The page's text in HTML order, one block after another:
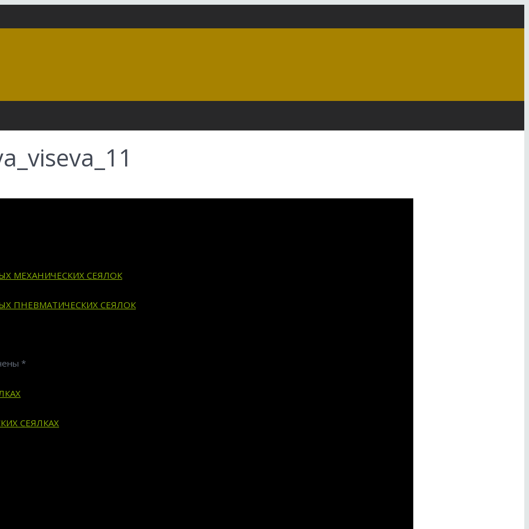
МЕХАНИЧЕСКИХ СЕЯЛОК
ПНЕВМАТИЧЕСКИХ СЕЯЛОК
СЕЯЛКАХ
*